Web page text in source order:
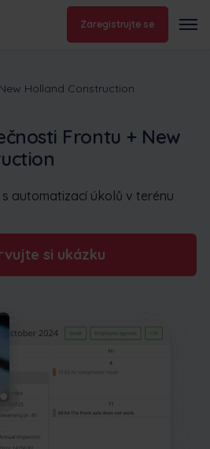
Zaregistrujte se
New Holland Construction
Frontu + New
automatizací úkolů v terénu
si ukázku